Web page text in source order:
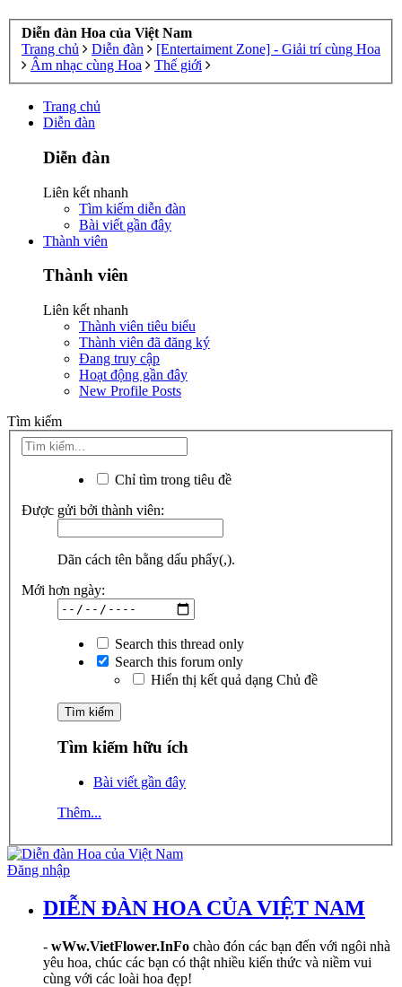
Diễn đàn Hoa của Việt Nam
Trang chủ
Diễn đàn
[Entertaiment Zone] - Giải trí cùng Hoa
Âm nhạc cùng Hoa
Thế giới
Trang chủ
Diễn đàn
Diễn đàn
Liên kết nhanh
Tìm kiếm diễn đàn
Bài viết gần đây
Thành viên
Thành viên
Liên kết nhanh
Thành viên tiêu biểu
Thành viên đã đăng ký
Đang truy cập
Hoạt động gần đây
New Profile Posts
Tìm kiếm
Chỉ tìm trong tiêu đề
Được gửi bởi thành viên:
Dãn cách tên bằng dấu phẩy(,).
Mới hơn ngày:
Search this thread only
Search this forum only
Hiển thị kết quả dạng Chủ đề
Tìm kiếm hữu ích
Bài viết gần đây
Thêm...
Đăng nhập
DIỄN ĐÀN HOA CỦA VIỆT NAM
- wWw.VietFlower.InFo chào đón các bạn đến với ngôi nhà
yêu hoa, chúc các bạn có thật nhiều kiến thức và niềm vui
cùng với các loài hoa đẹp!